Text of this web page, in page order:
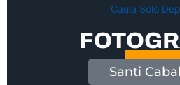
Caula Solo
Santi